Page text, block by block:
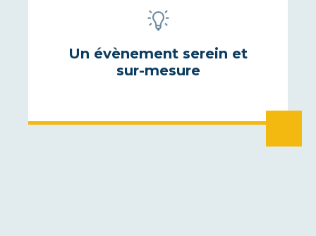
Un évènement serein et
sur-mesure